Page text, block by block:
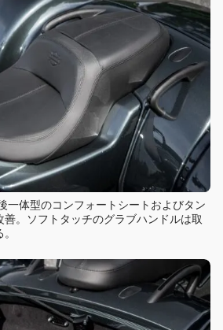
一体型のコンフォートシートおよびタン
。ソフトタッチのグラブハンドルは取